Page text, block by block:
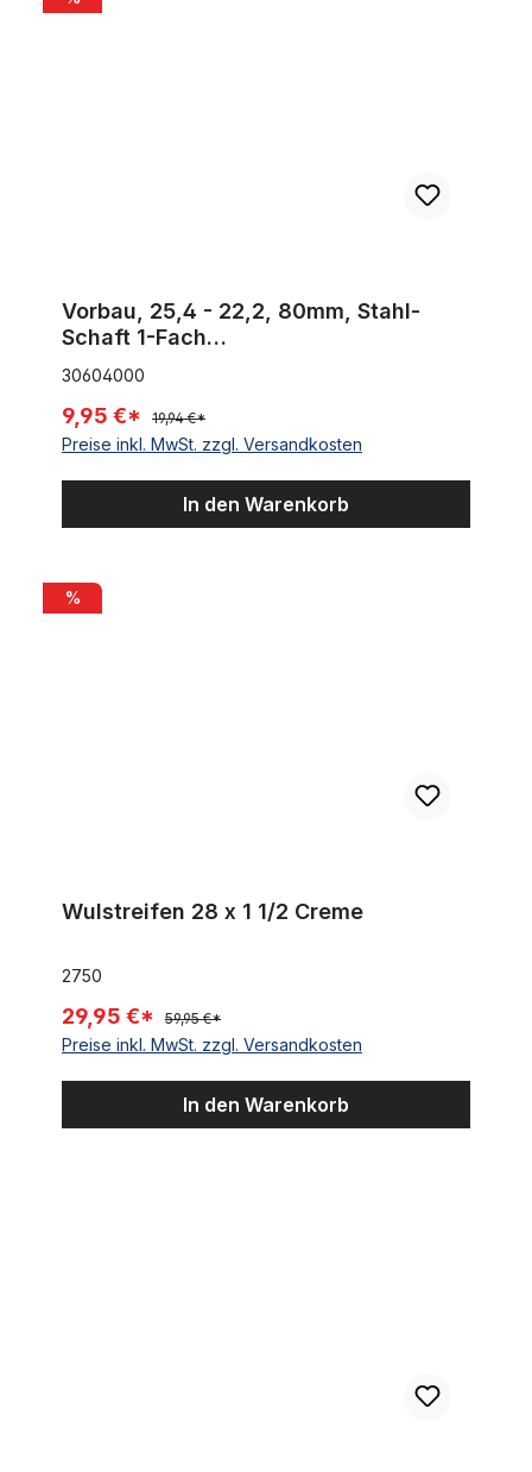
Vorbau, 25,4 - 22,2, 80mm, Stahl-
Schaft 1-Fach
Schraubenlenkerklemmung verchromt
Humpert Ergotec
30604000
9,95 €* 19,94 €*
Preise inkl. MwSt. zzgl. Versandkosten
In den Warenkorb
Wulstreifen 28 x 1 1/2 Creme
%
Wulstreifen 28 x 1 1/2 Creme
2750
29,95 €* 59,95 €*
Preise inkl. MwSt. zzgl. Versandkosten
In den Warenkorb